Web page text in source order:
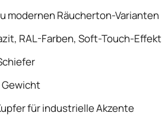
modernen Räucherton-Varianten
RAL-Farben, Soft-Touch-Effekt
Gewicht
für industrielle Akzente